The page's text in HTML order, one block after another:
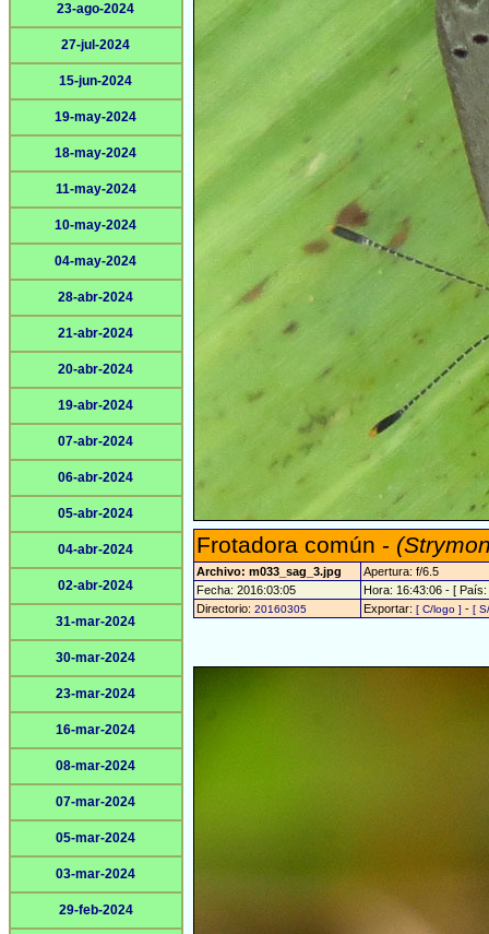
23-ago-2024
27-jul-2024
15-jun-2024
19-may-2024
18-may-2024
11-may-2024
10-may-2024
04-may-2024
28-abr-2024
21-abr-2024
20-abr-2024
19-abr-2024
07-abr-2024
06-abr-2024
05-abr-2024
04-abr-2024
02-abr-2024
31-mar-2024
30-mar-2024
23-mar-2024
16-mar-2024
08-mar-2024
07-mar-2024
05-mar-2024
03-mar-2024
29-feb-2024
Frotadora común -
Archivo: m033_sag_3.jpg
Apertura: f/6.5
Fecha: 2016:03:05
Hora: 16:43:06 - [ País:
Directorio: 20160305 Exportar: [ C/logo ] - [